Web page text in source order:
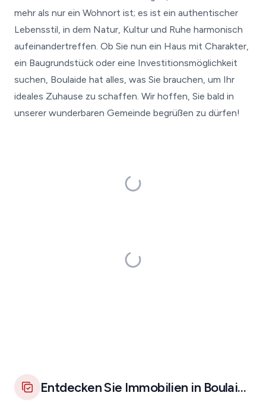
mehr als nur ein Wohnort ist; es ist ein authentischer
Lebensstil, in dem Natur, Kultur und Ruhe harmonisch
aufeinandertreffen. Ob Sie nun ein Haus mit Charakter,
ein Baugrundstück oder eine Investitionsmöglichkeit
suchen, Boulaide hat alles, was Sie brauchen, um Ihr
ideales Zuhause zu schaffen. Wir hoffen, Sie bald in
unserer wunderbaren Gemeinde begrüßen zu dürfen!
Entdecken Sie Immobilien in Boulaide